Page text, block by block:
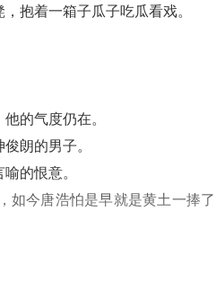
抱着一箱子瓜子吃瓜看戏。
的气度仍在。
朗的男子。
的恨意。
如今唐浩怕是早就是黄土一捧